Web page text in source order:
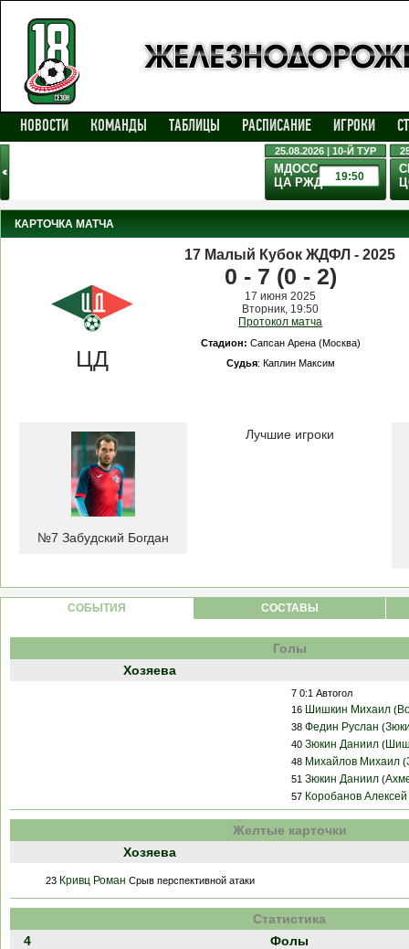
НОВОСТИ КОМАНДЫ ТАБЛИЦЫ РАСПИСАНИЕ ИГРОКИ
25.08.2026 | 10-Й ТУР
19:50
МДОСС
ЦА РЖД
КАРТОЧКА МАТЧА
17 Малый Кубок ЖДФЛ - 2025
ЦД
0 - 7 (0 - 2)
17 июня 2025
Вторник, 19:50
Протокол матча
Стадион: Сапсан Арена (Москва)
Cудья: Каплин Максим
№7 Забудский Богдан
Лучшие игроки
CОБЫТИЯ СОСТАВЫ
Голы
Хозяева
7 0:1 Автогол
16 Шишкин Михаил (
38 Федин Руслан (
40 Зюкин Даниил (
48 Михайлов Михаил (
51 Зюкин Даниил (
57 Коробанов Алексей
Желтые карточки
Хозяева
23 Кривц Роман Срыв перспективной атаки
Статистика
4
Фолы